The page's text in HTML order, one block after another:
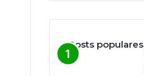
Posts populares